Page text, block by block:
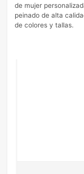
de mujer
peinado de alta
de colores y tallas.